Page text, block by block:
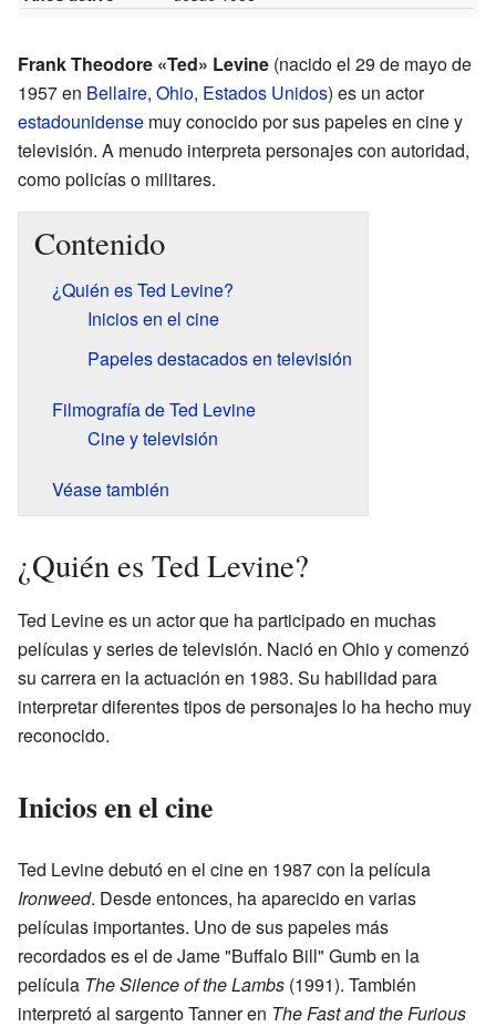
Frank Theodore «Ted» Levine (nacido el 29 de mayo de
1957 en Bellaire, Ohio, Estados Unidos) es un actor
estadounidense muy conocido por sus papeles en cine y
televisión. A menudo interpreta personajes con autoridad,
como policías o militares.
Contenido
¿Quién es Ted Levine?
Inicios en el cine
Papeles destacados en televisión
Filmografía de Ted Levine
Cine y televisión
Véase también
¿Quién es Ted Levine?
Ted Levine es un actor que ha participado en muchas
películas y series de televisión. Nació en Ohio y comenzó
su carrera en la actuación en 1983. Su habilidad para
interpretar diferentes tipos de personajes lo ha hecho muy
reconocido.
Inicios en el cine
Ted Levine debutó en el cine en 1987 con la película
Ironweed. Desde entonces, ha aparecido en varias
películas importantes. Uno de sus papeles más
recordados es el de Jame "Buffalo Bill" Gumb en la
película The Silence of the Lambs (1991). También
interpretó al sargento Tanner en The Fast and the Furious